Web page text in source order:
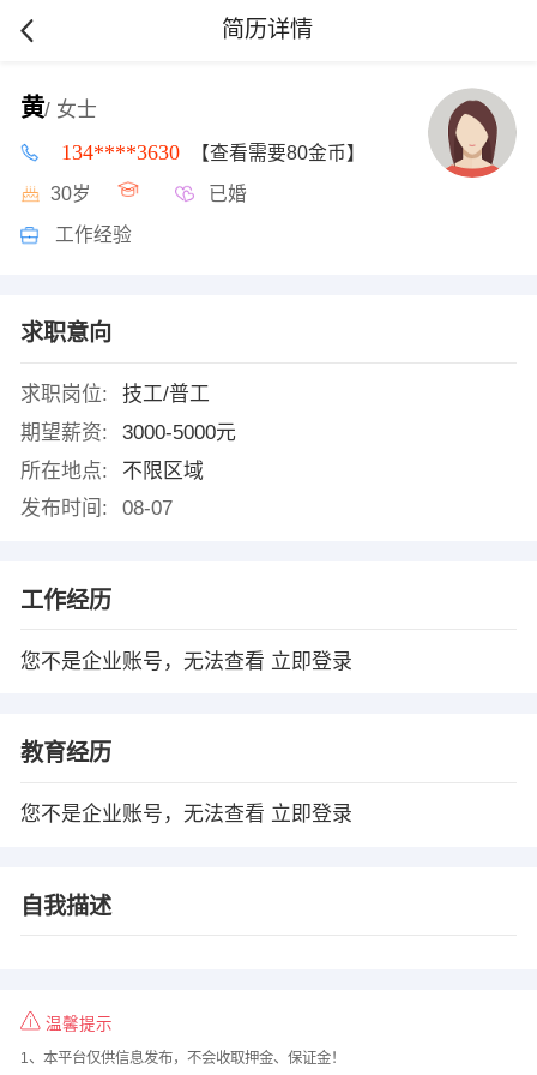
简历详情
黄/ 女士
134****3630 【查看需要80金币】
30岁 已婚
工作经验
求职意向
求职岗位:
技工/普工
期望薪资:
3000-5000元
所在地点:
不限区域
发布时间:
08-07
工作经历
您不是企业账号，无法查看 立即登录
教育经历
您不是企业账号，无法查看 立即登录
自我描述
温馨提示
1、本平台仅供信息发布，不会收取押金、保证金！